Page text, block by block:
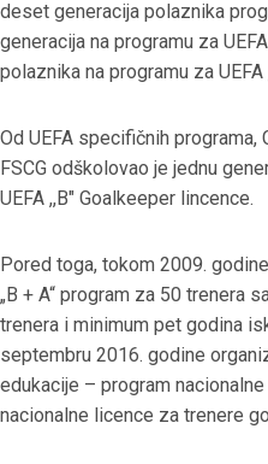
deset generacija polaznika
generacija na programu za
polaznika na programu za UEFA
Od UEFA specifičnih programa,
FSCG odškolovao je jednu
UEFA ,,B" Goalkeeper lincence.
Pored toga, tokom 2009.
„B + A“ program za 50 trenera
trenera i minimum pet godina
septembru 2016. godine
edukacije – program
nacionalne licence za trenere